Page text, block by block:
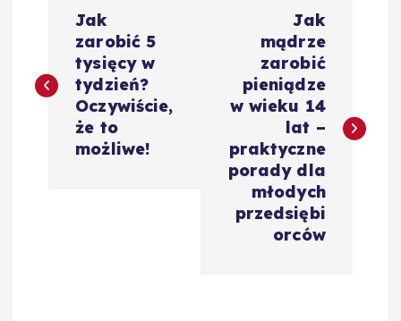
w
Jak
zarobić 5
tysięcy w
tydzień?
Oczywiście,
że to
możliwe!
Jak
mądrze
zarobić
pieniądze
w wieku 14
lat –
praktyczne
porady dla
młodych
przedsiębi
orców